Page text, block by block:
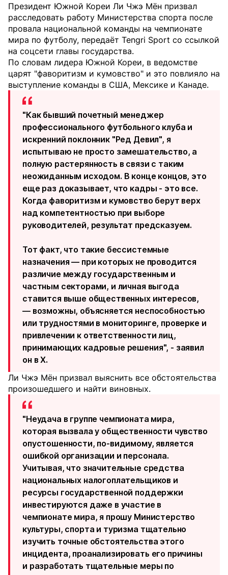
Президент Южной Кореи Ли Чжэ Мён призвал
расследовать работу Министерства спорта после
провала национальной команды на чемпионате
мира по футболу, передаёт Tengri Sport со ссылкой
на соцсети главы государства.
По словам лидера Южной Кореи, в ведомстве
царят "фаворитизм и кумовство" и это повлияло на
выступление команды в США, Мексике и Канаде.
"Как бывший почетный менеджер
профессионального футбольного клуба и
искренний поклонник "Ред Девил", я
испытываю не просто замешательство, а
полную растерянность в связи с таким
неожиданным исходом. В конце концов, это
еще раз доказывает, что кадры - это все.
Когда фаворитизм и кумовство берут верх
над компетентностью при выборе
руководителей, результат предсказуем.
Тот факт, что такие бессистемные
назначения — при которых не проводится
различие между государственным и
частным секторами, и личная выгода
ставится выше общественных интересов,
— возможны, объясняется неспособностью
или трудностями в мониторинге, проверке и
привлечении к ответственности лиц,
принимающих кадровые решения", - заявил
он в X.
Ли Чжэ Мён призвал выяснить все обстоятельства
произошедшего и найти виновных.
"Неудача в группе чемпионата мира,
которая вызвала у общественности чувство
опустошенности, по-видимому, является
ошибкой организации и персонала.
Учитывая, что значительные средства
национальных налогоплательщиков и
ресурсы государственной поддержки
инвестируются даже в участие в
чемпионате мира, я прошу Министерство
культуры, спорта и туризма тщательно
изучить точные обстоятельства этого
инцидента, проанализировать его причины
и разработать тщательные меры по